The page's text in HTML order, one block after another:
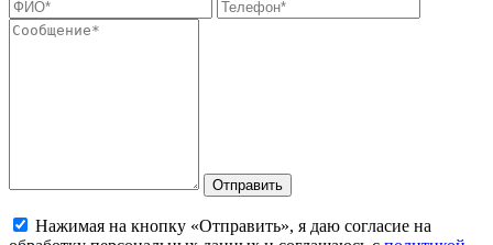
Отправить
Нажимая на кнопку «Отправить», я даю согласие на